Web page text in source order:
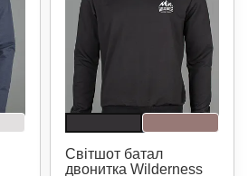
Світшот батал
двонитка Wilderness